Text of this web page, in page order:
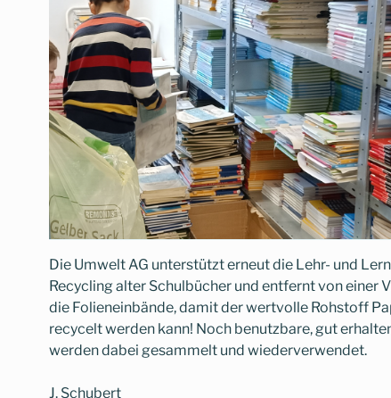
Die Umwelt AG unterstützt erneut die Lehr- und
Recycling alter Schulbücher und entfernt von einer
die Folieneinbände, damit der wertvolle Rohstoff
recycelt werden kann! Noch benutzbare, gut
werden dabei gesammelt und wiederverwendet.
J. Schubert